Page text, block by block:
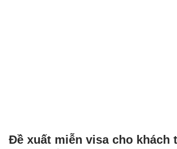
Đề xuất miễn visa cho khách